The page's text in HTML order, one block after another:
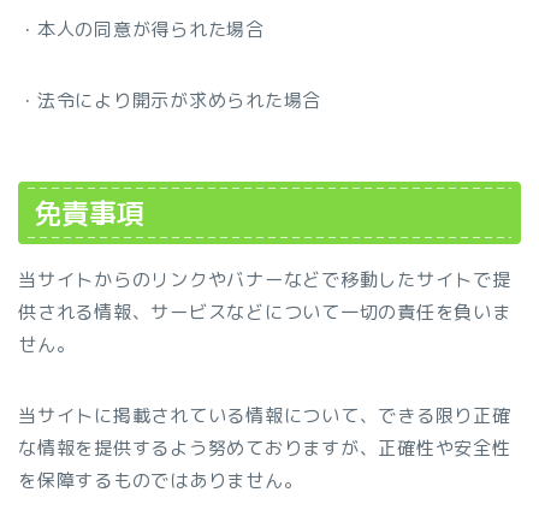
・本人の同意が得られた場合
・法令により開示が求められた場合
免責事項
当サイトからのリンクやバナーなどで移動したサイトで提
供される情報、サービスなどについて一切の責任を負いま
せん。
当サイトに掲載されている情報について、できる限り正確
な情報を提供するよう努めておりますが、正確性や安全性
を保障するものではありません。